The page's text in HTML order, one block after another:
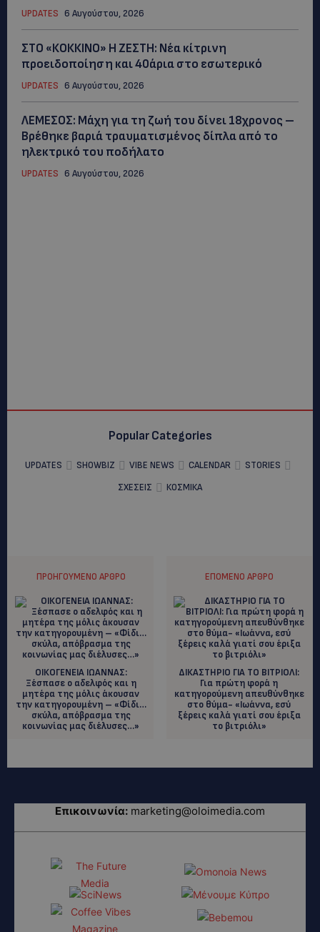
UPDATES 6 Αυγούστου, 2026
ΣΤΟ «ΚΟΚΚΙΝΟ» Η ΖΕΣΤΗ: Νέα κίτρινη
προειδοποίηση και 40άρια στο εσωτερικό
UPDATES 6 Αυγούστου, 2026
ΛΕΜΕΣΟΣ: Μάχη για τη ζωή του δίνει 18χρονος –
Βρέθηκε βαριά τραυματισμένος δίπλα από το
ηλεκτρικό του ποδήλατο
UPDATES 6 Αυγούστου, 2026
Popular Categories
UPDATES SHOWBIZ VIBE NEWS CALENDAR
STORIES
ΣΧΕΣΕΙΣ
ΚΟΣΜΙΚΑ
ΠΡΟΗΓΟΎΜΕΝΟ ΆΡΘΡΟ
ΟΙΚΟΓΕΝΕΙΑ ΙΩΑΝΝΑΣ:
Ξέσπασε ο αδελφός και η
μητέρα της μόλις άκουσαν
την κατηγορουμένη – «Φίδι…
σκύλα, απόβρασμα της
κοινωνίας μας διέλυσες…»
ΕΠΌΜΕΝΟ ΆΡΘΡΟ
ΔΙΚΑΣΤΗΡΙΟ ΓΙΑ ΤΟ ΒΙΤΡΙΟΛΙ:
Για πρώτη φορά η
κατηγορούμενη απευθύνθηκε
στο θύμα- «Ιωάννα, εσύ
ξέρεις καλά γιατί σου έριξα
το βιτριόλι»
Επικοινωνία: marketing@oloimedia.com